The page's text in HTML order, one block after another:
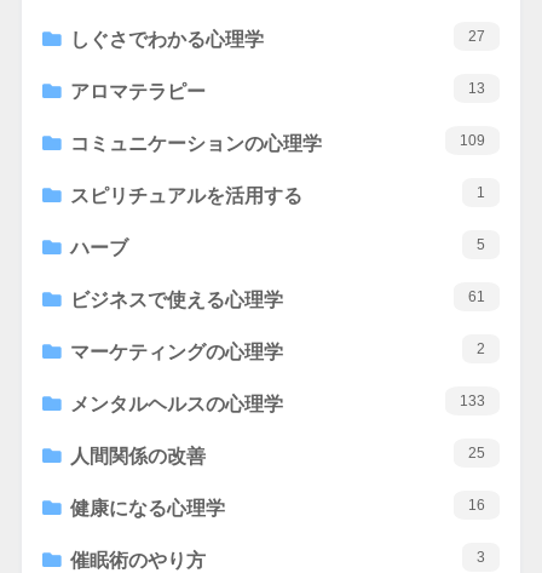
しぐさでわかる心理学 27
アロマテラピー 13
コミュニケーションの心理学 109
スピリチュアルを活用する 1
ハーブ 5
ビジネスで使える心理学 61
マーケティングの心理学 2
メンタルヘルスの心理学 133
人間関係の改善 25
健康になる心理学 16
催眠術のやり方 3